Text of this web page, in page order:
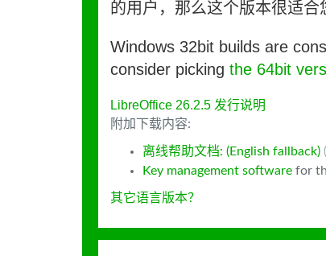
的用户，那么这个版本很适合
Windows 32bit builds are
consider picking the 64bit
LibreOffice 26.2.5 发行说明
附加下载内容:
离线帮助文档: (English fallback) (
Key management software for
其它语言版本？